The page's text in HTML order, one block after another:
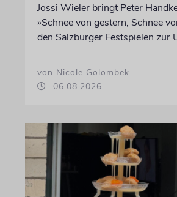
Jossi Wieler bringt Peter
»Schnee von gestern, Schnee
den Salzburger Festspielen zur
von Nicole Golombek
06.08.2026